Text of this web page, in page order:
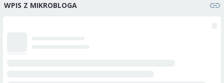
WPIS Z MIKROBLOGA